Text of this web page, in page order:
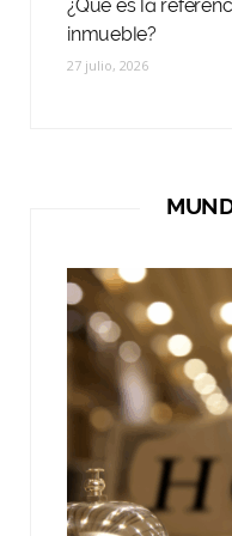
¿Qué es la
inmueble?
27 julio, 2026